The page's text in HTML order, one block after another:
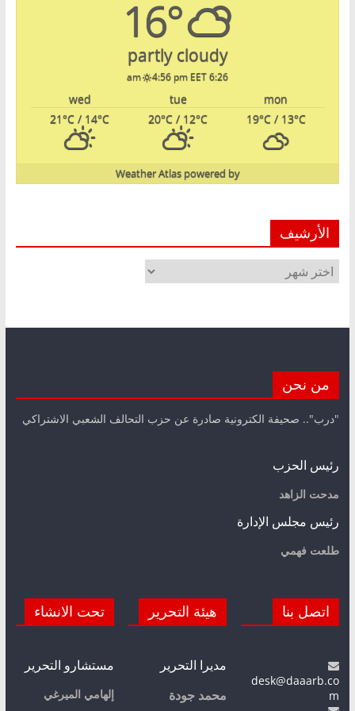
16°
partly cloudy
6:26 am
4:56 pm EET
mon
tue
wed
19°C/ 13°C
20°C / 12°C
21°C / 14°C
powered by
Weather Atlas
الأرشيف
الأرشيف
من نحن
"درب".. صحيفة الكترونية صادرة عن حزب التحالف الشعبي الاشتراكي
رئيس الحزب
مدحت الزاهد
رئيس مجلس الإدارة
طلعت فهمي
اتصل بنا
desk@daaarb.co
m
هيئة التحرير
مديرا التحرير
محمد جودة
تحت الانشاء
مستشارو التحرير
إلهامي الميرغي